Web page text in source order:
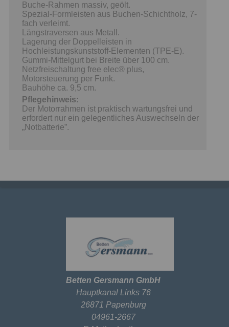
Buche-Rahmen massiv, geölt.
Spezial-Formleisten aus Buchen-Schichtholz, 7-
fach verleimt.
Längstraversen aus Metall.
Lagerung der Doppelleisten in
Hochleistungskunststoff-Elementen (TPE-E).
Gummi-Mittelgurt bei Breite über 100 cm.
Netzfreischaltung free elec® plus,
Motorsteuerung per Funk.
Bauhöhe ca. 9,5 cm.
Pflegehinweis:
Der Motorrahmen ist praktisch wartungsfrei und
erfordert nur ein gelegentliches Auswechseln der
„Notbatterie”.
Betten Gersmann GmbH
Hauptkanal Links 76
26871 Papenburg
04961-2667